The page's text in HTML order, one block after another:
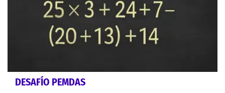
DESAFÍO PEMDAS